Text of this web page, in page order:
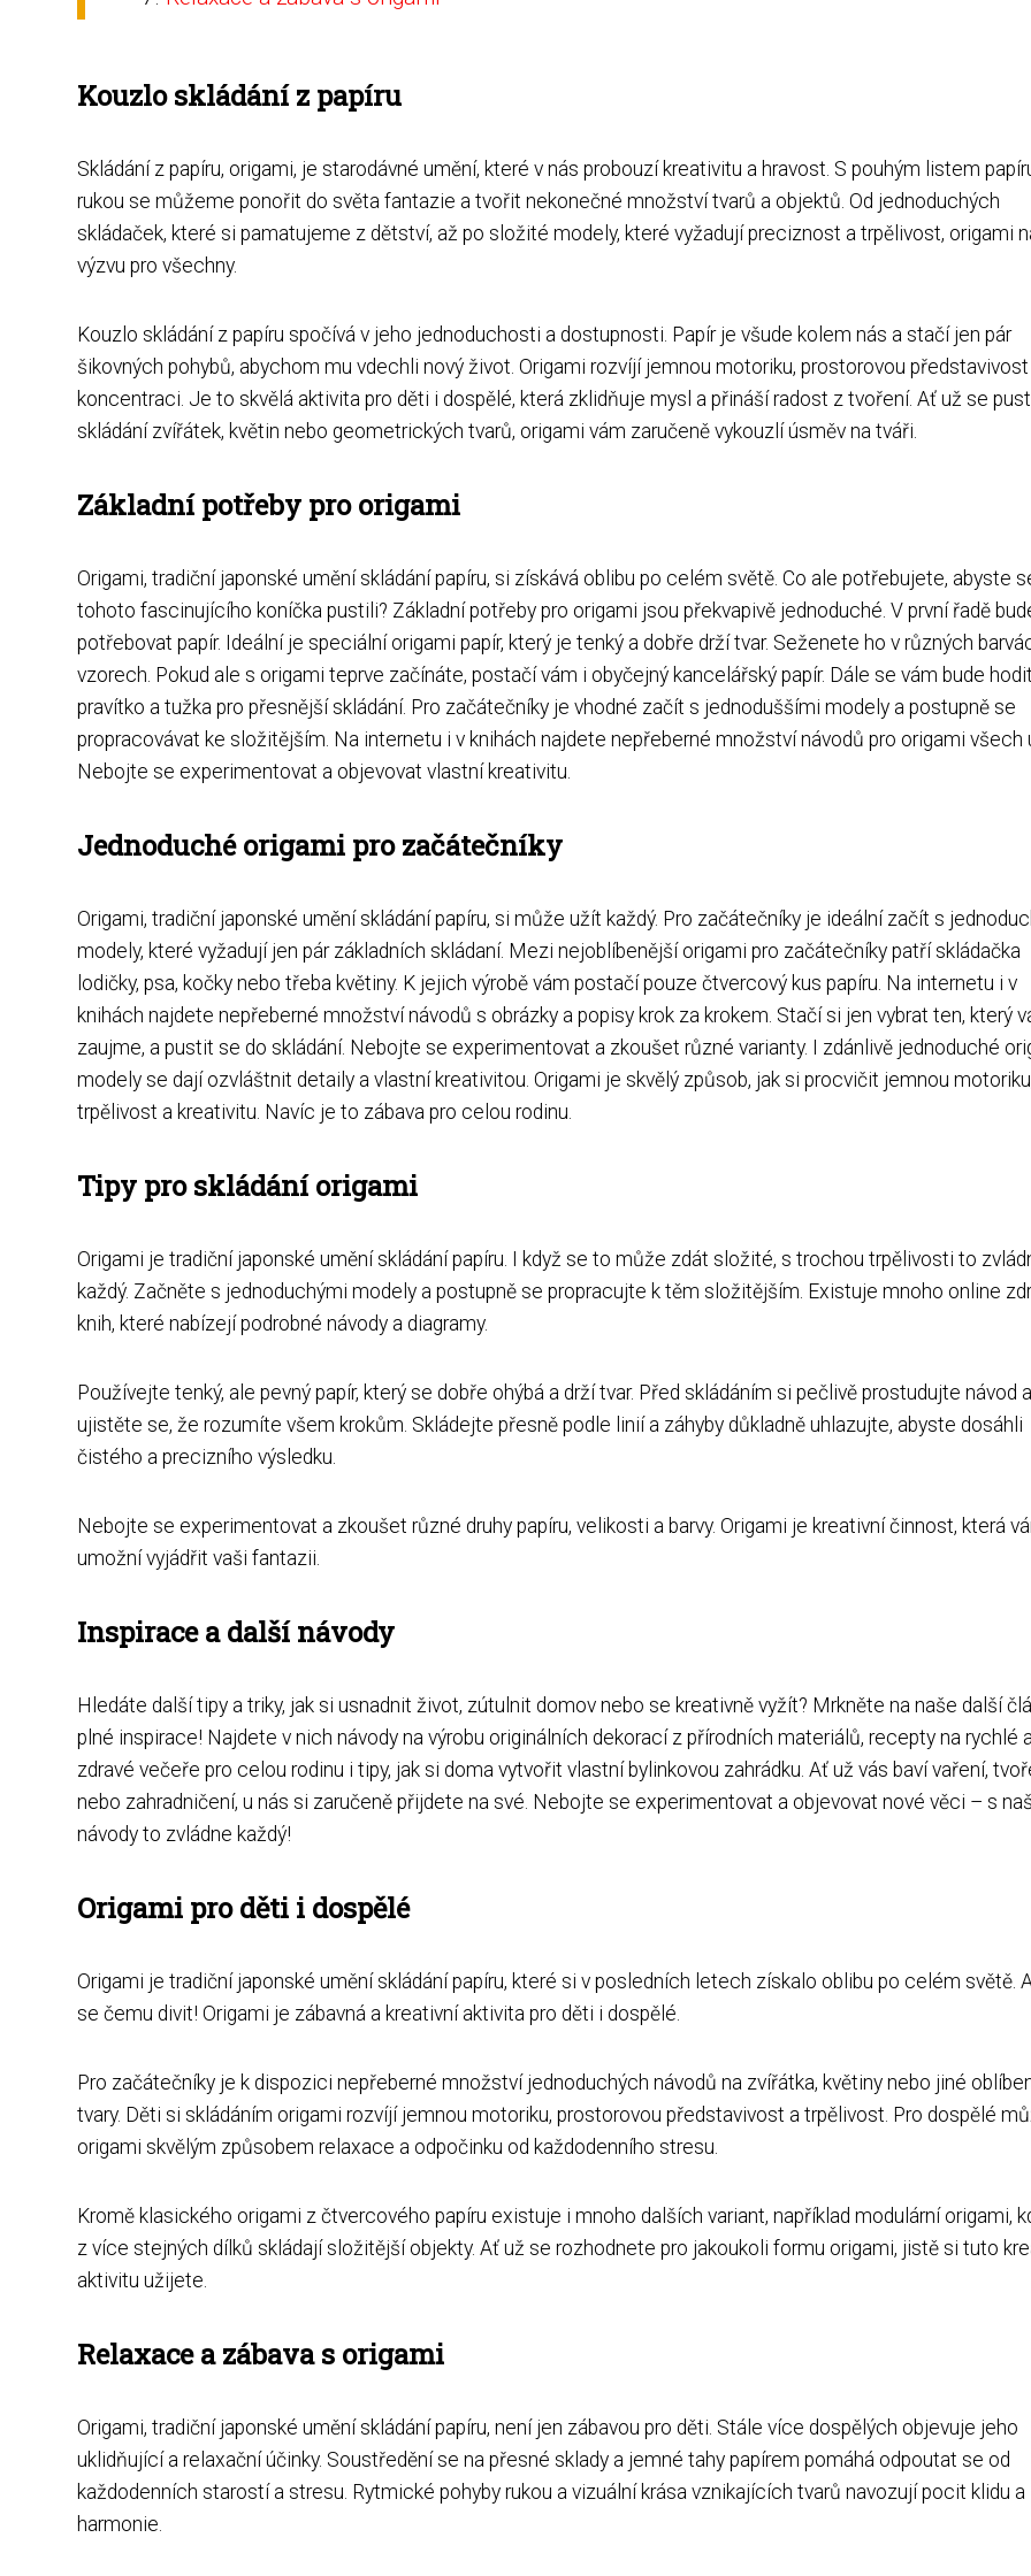
Kouzlo skládání z papíru
Skládání z papíru, origami, je starodávné umění, které v nás probouzí kreativitu a hravost. S pouhým listem
rukou se můžeme ponořit do světa fantazie a tvořit nekonečné množství tvarů a objektů. Od jednoduchých
skládaček, které si pamatujeme z dětství, až po složité modely, které vyžadují preciznost a trpělivost, origami
výzvu pro všechny.
Kouzlo skládání z papíru spočívá v jeho jednoduchosti a dostupnosti. Papír je všude kolem nás a stačí jen pár
šikovných pohybů, abychom mu vdechli nový život. Origami rozvíjí jemnou motoriku, prostorovou představivost
koncentraci. Je to skvělá aktivita pro děti i dospělé, která zklidňuje mysl a přináší radost z tvoření. Ať už se
skládání zvířátek, květin nebo geometrických tvarů, origami vám zaručeně vykouzlí úsměv na tváři.
Základní potřeby pro origami
Origami, tradiční japonské umění skládání papíru, si získává oblibu po celém světě. Co ale potřebujete, abyste
tohoto fascinujícího koníčka pustili? Základní potřeby pro origami jsou překvapivě jednoduché. V první řadě
potřebovat papír. Ideální je speciální origami papír, který je tenký a dobře drží tvar. Seženete ho v různých
vzorech. Pokud ale s origami teprve začínáte, postačí vám i obyčejný kancelářský papír. Dále se vám bude hodit
pravítko a tužka pro přesnější skládání. Pro začátečníky je vhodné začít s jednoduššími modely a postupně se
propracovávat ke složitějším. Na internetu i v knihách najdete nepřeberné množství návodů pro origami všech
Nebojte se experimentovat a objevovat vlastní kreativitu.
Jednoduché origami pro začátečníky
Origami, tradiční japonské umění skládání papíru, si může užít každý. Pro začátečníky je ideální začít s
modely, které vyžadují jen pár základních skládaní. Mezi nejoblíbenější origami pro začátečníky patří skládačka
lodičky, psa, kočky nebo třeba květiny. K jejich výrobě vám postačí pouze čtvercový kus papíru. Na internetu i v
knihách najdete nepřeberné množství návodů s obrázky a popisy krok za krokem. Stačí si jen vybrat ten, který
zaujme, a pustit se do skládání. Nebojte se experimentovat a zkoušet různé varianty. I zdánlivě jednoduché
modely se dají ozvláštnit detaily a vlastní kreativitou. Origami je skvělý způsob, jak si procvičit jemnou
trpělivost a kreativitu. Navíc je to zábava pro celou rodinu.
Tipy pro skládání origami
Origami je tradiční japonské umění skládání papíru. I když se to může zdát složité, s trochou trpělivosti to
každý. Začněte s jednoduchými modely a postupně se propracujte k těm složitějším. Existuje mnoho online
knih, které nabízejí podrobné návody a diagramy.
Používejte tenký, ale pevný papír, který se dobře ohýbá a drží tvar. Před skládáním si pečlivě prostudujte návod a
ujistěte se, že rozumíte všem krokům. Skládejte přesně podle linií a záhyby důkladně uhlazujte, abyste dosáhli
čistého a precizního výsledku.
Nebojte se experimentovat a zkoušet různé druhy papíru, velikosti a barvy. Origami je kreativní činnost, která
umožní vyjádřit vaši fantazii.
Inspirace a další návody
Hledáte další tipy a triky, jak si usnadnit život, zútulnit domov nebo se kreativně vyžít? Mrkněte na naše další
plné inspirace! Najdete v nich návody na výrobu originálních dekorací z přírodních materiálů, recepty na rychlé a
zdravé večeře pro celou rodinu i tipy, jak si doma vytvořit vlastní bylinkovou zahrádku. Ať už vás baví vaření,
nebo zahradničení, u nás si zaručeně přijdete na své. Nebojte se experimentovat a objevovat nové věci – s
návody to zvládne každý!
Origami pro děti i dospělé
Origami je tradiční japonské umění skládání papíru, které si v posledních letech získalo oblibu po celém světě.
se čemu divit! Origami je zábavná a kreativní aktivita pro děti i dospělé.
Pro začátečníky je k dispozici nepřeberné množství jednoduchých návodů na zvířátka, květiny nebo jiné
tvary. Děti si skládáním origami rozvíjí jemnou motoriku, prostorovou představivost a trpělivost. Pro dospělé
origami skvělým způsobem relaxace a odpočinku od každodenního stresu.
Kromě klasického origami z čtvercového papíru existuje i mnoho dalších variant, například modulární origami,
z více stejných dílků skládají složitější objekty. Ať už se rozhodnete pro jakoukoli formu origami, jistě si tuto
aktivitu užijete.
Relaxace a zábava s origami
Origami, tradiční japonské umění skládání papíru, není jen zábavou pro děti. Stále více dospělých objevuje jeho
uklidňující a relaxační účinky. Soustředění se na přesné sklady a jemné tahy papírem pomáhá odpoutat se od
každodenních starostí a stresu. Rytmické pohyby rukou a vizuální krása vznikajících tvarů navozují pocit klidu a
harmonie.